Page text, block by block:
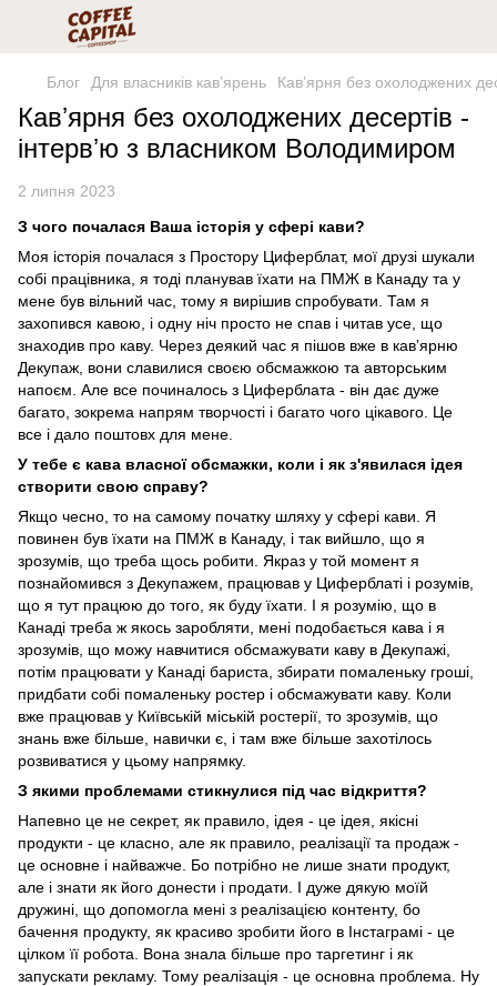
Блог Для власників кавʼярень Кавʼярня без охолоджених
Кавʼярня без охолоджених десертів -
інтервʼю з власником Володимиром
2 липня 2023
З чого почалася Ваша історія у сфері кави?
Моя історія почалася з Простору Циферблат, мої друзі шукали
собі працівника, я тоді планував їхати на ПМЖ в Канаду та у
мене був вільний час, тому я вирішив спробувати. Там я
захопився кавою, і одну ніч просто не спав і читав усе, що
знаходив про каву. Через деякий час я пішов вже в кавʼярню
Декупаж, вони славилися своєю обсмажкою та авторським
напоєм. Але все починалось з Циферблата - він дає дуже
багато, зокрема напрям творчості і багато чого цікавого. Це
все і дало поштовх для мене.
У тебе є кава власної обсмажки, коли і як з'явилася ідея
створити свою справу?
Якщо чесно, то на самому початку шляху у сфері кави. Я
повинен був їхати на ПМЖ в Канаду, і так вийшло, що я
зрозумів, що треба щось робити. Якраз у той момент я
познайомився з Декупажем, працював у Циферблаті і розумів,
що я тут працюю до того, як буду їхати. І я розумію, що в
Канаді треба ж якось заробляти, мені подобається кава і я
зрозумів, що можу навчитися обсмажувати каву в Декупажі,
потім працювати у Канаді бариста, збирати помаленьку гроші,
придбати собі помаленьку ростер і обсмажувати каву. Коли
вже працював у Київській міській ростерії, то зрозумів, що
знань вже більше, навички є, і там вже більше захотілось
розвиватися у цьому напрямку.
З якими проблемами стикнулися під час відкриття?
Напевно це не секрет, як правило, ідея - це ідея, якісні
продукти - це класно, але як правило, реалізації та продаж -
це основне і найважче. Бо потрібно не лише знати продукт,
але і знати як його донести і продати. І дуже дякую моїй
дружині, що допомогла мені з реалізацією контенту, бо
бачення продукту, як красиво зробити його в Інстаграмі - це
цілком її робота. Вона знала більше про таргетинг і як
запускати рекламу. Тому реалізація - це основна проблема. Ну